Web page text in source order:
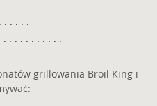
grillowania Broil King i